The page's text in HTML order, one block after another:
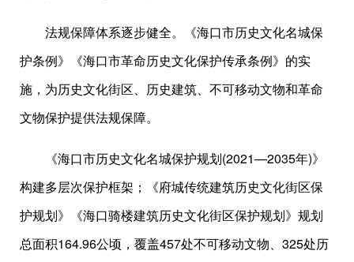
法规保障体系逐步健全。《海口市历史文化名城保
护条例》《海口市革命历史文化保护传承条例》的实
施，为历史文化街区、历史建筑、不可移动文物和革命
文物保护提供法规保障。
《海口市历史文化名城保护规划(2021—2035年)》
构建多层次保护框架；《府城传统建筑历史文化街区保
护规划》《海口骑楼建筑历史文化街区保护规划》规划
总面积164.96公顷，覆盖457处不可移动文物、325处历